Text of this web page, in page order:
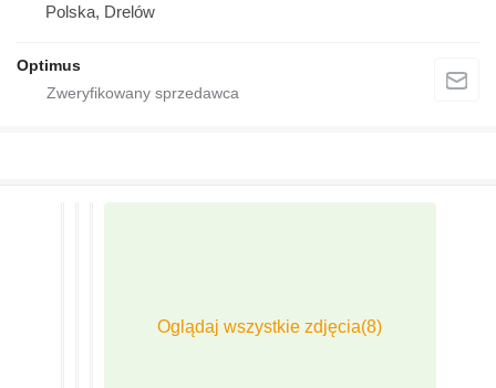
Polska, Drelów
Optimus